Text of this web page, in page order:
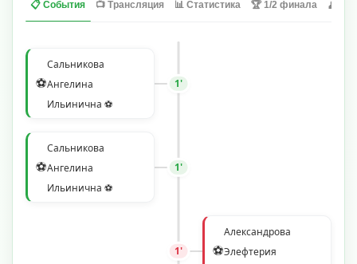
📋 События 📺 Трансляция 📊 Статистика 🏆 1/2 финала 👤
⚽
Сальникова
Ангелина
Ильинична ⚽
1'
⚽
Сальникова
Ангелина
Ильинична ⚽
1'
⚽
Александрова
Элефтерия
1'